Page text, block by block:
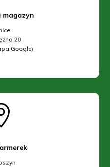
magazyn
20
Google)